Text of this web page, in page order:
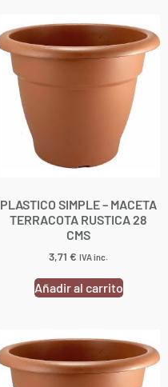
PLASTICO SIMPLE – MACETA
TERRACOTA RUSTICA 28
CMS
3,71 € IVA inc.
Añadir al carrito